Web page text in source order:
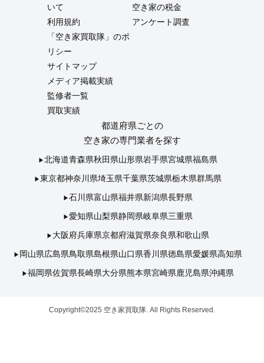
いて
利用規約
「空き家買取隊」のポ
リシー
サイトマップ
メディア掲載実績
監修者一覧
買取実績
空き家の税金
アンケート調査
都道府県ごとの
空き家の専門業者を探す
北海道青森県秋田県山形県岩手県宮城県福島県
東京都神奈川県埼玉県千葉県茨城県栃木県群馬県
石川県富山県福井県新潟県長野県
愛知県山梨県静岡県岐阜県三重県
大阪府兵庫県京都府滋賀県奈良県和歌山県
岡山県広島県鳥取県島根県山口県香川県徳島県愛媛県高知県
福岡県佐賀県長崎県大分県熊本県宮崎県鹿児島県沖縄県
Copyright©2025 空き家買取隊. All Rights Reserved.